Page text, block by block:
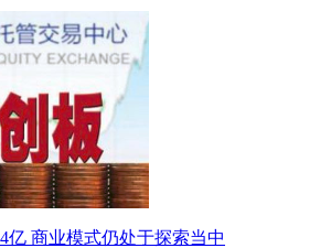
亿 商业模式仍处于探索当中